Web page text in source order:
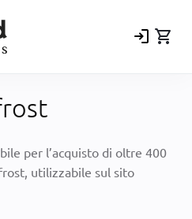
login shopping_cart
per l’acquisto di oltre 400
utilizzabile sul sito